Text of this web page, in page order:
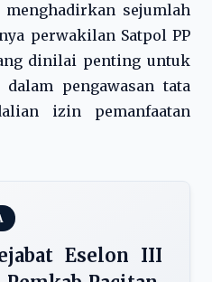
menghadirkan sejumlah
perwakilan Satpol PP
dinilai penting untuk
pengawasan tata
izin pemanfaatan
Eselon III